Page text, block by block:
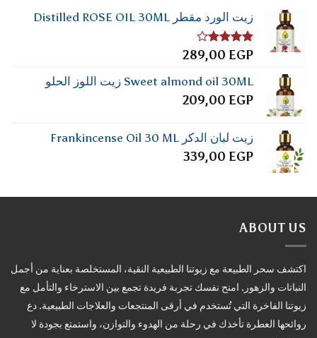
زيت الورد مقطر Distilled ROSE OIL 30ML
تم
4.00من
5
289,00 EGP
Sweet almond oil 30ML زيت اللوز الحلو
209,00 EGP
زيت لبان الدكر Frankincense Oil 30 ML
339,00 EGP
ABOUT US
اكتشف سحر الطبيعة مع زيوتنا الطبيعية النقية، المستخلصة بعناية من أجمل
النباتات والزهور. امنح نفسك تجربة فريدة تجمع بين الاسترخاء والتأمل مع
زيوتنا الفاخرة التي تُستخدم في أرقى المنتجعات والعلاجات الطبيعية. دع
روائحها العطرة تأخذك في رحلة من الهدوء والتوازن، واستمتع بجودة لا